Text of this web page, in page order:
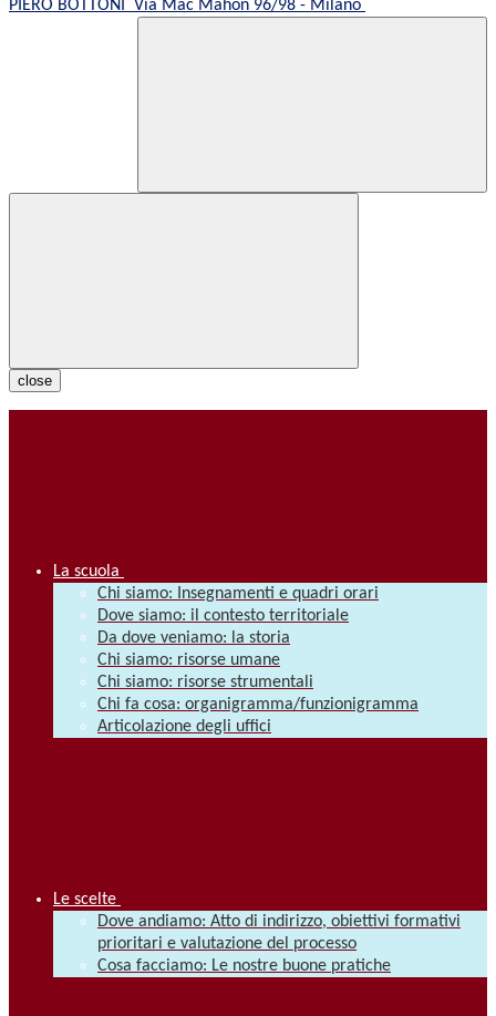
PIERO BOTTONI Via Mac Mahon 96/98 - Milano
close
La scuola
Chi siamo: Insegnamenti e quadri orari
Dove siamo: il contesto territoriale
Da dove veniamo: la storia
Chi siamo: risorse umane
Chi siamo: risorse strumentali
Chi fa cosa: organigramma/funzionigramma
Articolazione degli uffici
Le scelte
Dove andiamo: Atto di indirizzo, obiettivi formativi
prioritari e valutazione del processo
Cosa facciamo: Le nostre buone pratiche